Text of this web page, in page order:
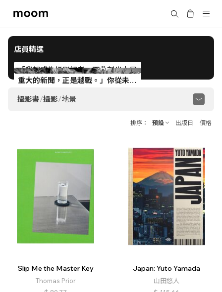
moom
bookshop
搜尋
店員精選
「我想成為攝影記者，而此刻世上最
重大的新聞，正是越戰。」你從未聽
攝影書/攝影/地景
攝影理論與技法
臺灣攝影
歐美攝影
非洲攝影 澳紐攝影 黑白 紀實
街頭
自然 地景 建築 靜物 時尚
政治
酷兒 敘事 抽象
實驗
電影 音樂 自費出版
排序 預設 出版日 價格
Slip Me the Master Key
Thomas Prior
Japan: Yuto Yamada
山田悠人